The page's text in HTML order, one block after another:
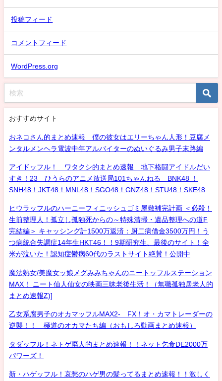
投稿フィード
コメントフィード
WordPress.org
おすすめサイト
おネコさん的まとめ速報 僕の彼女はエリーちゃん人形！豆腐メ
ンタルメンヘラ電波中年アルバイターのぬいぐるみ男子末路編
アイドッフル！ ワタクシ的まとめ速報 地下格闘アイドルだい
すき！23 ひうらのアニメ放送局101ちゃんねる BNK48 ！
SNH48！JKT48！MNL48！SGO48！GNZ48！STU48！SKE48
ヒウラッフルのハーニーフィニッシュゴミ屋敷補完計画 ＜必殺！
生前整理人！孤立し孤独死からの～特殊清掃・遺品整理への道F
完結編＞ キャッシング計1500万返済：厨二病借金3500万円！う
つ病統合失調症14年生HKT46！！9期研究生、最後のサイト！全
米が泣いた！認知症鬱病60代のラストサイト絶賛！公開中
魔法熟女/美魔女ッ娘メグみみちゃんのニートッフルステーション
MAX！ ニート仙人仙女の映画三昧老後生活！（無職孤独居老人的
まとめ速報Z)]
乙女系腐男子のオカマッフルMAX2- FX！オ・カマトレーダーの
逆襲！！ 極道のオカマたち編（おもしろ動画まとめ速報）
タダッフル！ネトゲ廃人的まとめ速報！！ネット乞食DE2000万
パワーズ！
新・ハゲッフル！哀愁のハゲ男の髪ってるまとめ速報！！激しく